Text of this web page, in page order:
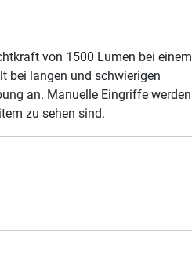
von 1500 Lumen bei einem
bei langen und schwierigen
an. Manuelle Eingriffe werden
zu sehen sind.